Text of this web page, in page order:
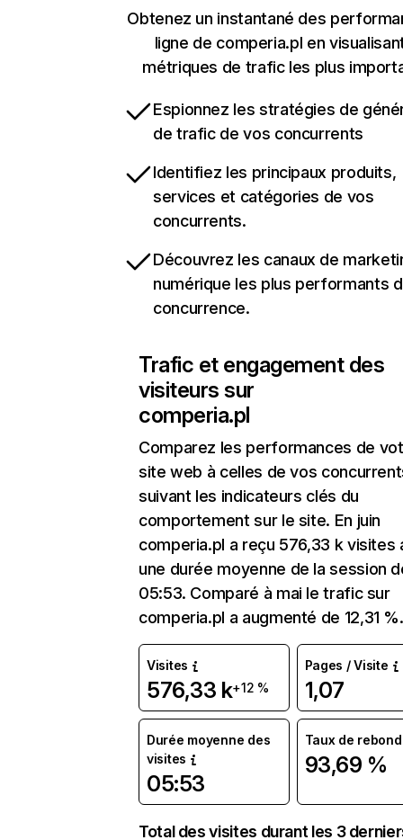
Obtenez un instantané des
ligne de comperia.pl en
métriques de trafic les plus
Espionnez les stratégies de
de trafic de vos concurrents
Identifiez les principaux produits,
services et catégories de vos
concurrents.
Découvrez les canaux de
numérique les plus performants
concurrence.
Trafic et engagement des
visiteurs sur
comperia.pl
Comparez les performances de
site web à celles de vos
suivant les indicateurs clés du
comportement sur le site. En juin
comperia.pl a reçu 576,33 k visites
une durée moyenne de la session
05:53. Comparé à mai le trafic sur
comperia.pl a augmenté de 12,31 %.
Visites
576,33 k+12 %
Pages / Visite
1,07
Durée moyenne des
visites
05:53
Taux de rebond
93,69 %
Total des visites durant les 3